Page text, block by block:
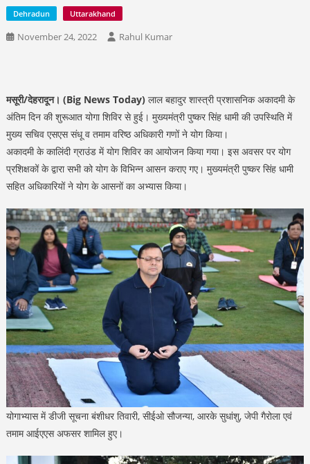
Dehradun Uttarakhand
November 24, 2022 Rahul Kumar
मसूरी/देहरादून। (Big News Today)लाल बहादुर शास्त्री प्रशासनिक अकादमी के
अंतिम दिन की शुरूआत योगा शिविर से हुई। मुख्यमंत्री पुष्कर सिंह धामी की उपस्थिति में
मुख्य सचिव एसएस संधू व तमाम वरिष्ठ अधिकारी गणों ने योग किया।
अकादमी के कालिंदी ग्राउंड में योग शिविर का आयोजन किया गया। इस अवसर पर योग
प्रशिक्षकों के द्वारा सभी को योग के विभिन्न आसन कराए गए। मुख्यमंत्री पुष्कर सिंह धामी
सहित अधिकारियों ने योग के आसनों का अभ्यास किया।
योगाभ्यास में डीजी सूचना बंशीधर तिवारी, सीईओ सौजन्या, आरके सुधांशु, जेपी गैरोला एवं
तमाम आईएएस अफसर शामिल हुए।